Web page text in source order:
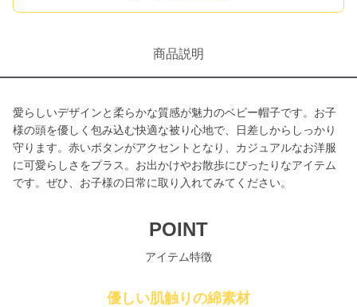
商品説明
愛らしいデザインと柔らかな質感が魅力のベビー帽子です。お子
様の頭を優しく包み込む快適な被り心地で、日差しからしっかり
守ります。赤いボタンがアクセントとなり、カジュアルなお洋服
に可愛らしさをプラス。お出かけやお散歩にぴったりなアイテム
です。ぜひ、お子様の日常に取り入れてみてください。
POINT
アイテム特徴
優しい肌触りの綿素材